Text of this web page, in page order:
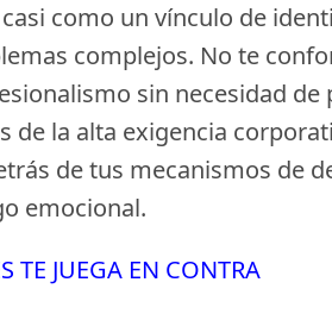
como un vínculo de
complejos. No te
sin necesidad
la alta exigencia
de tus mecanismos de
emocional.
JUEGA EN CONTRA